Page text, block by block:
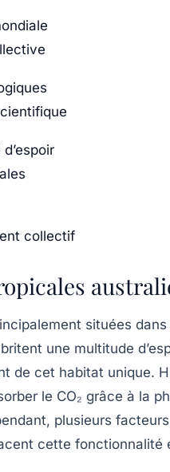
collectif
situées
une multitude
de cet habitat unique.
le CO₂ grâce à la
plusieurs
cette fonctionnalité